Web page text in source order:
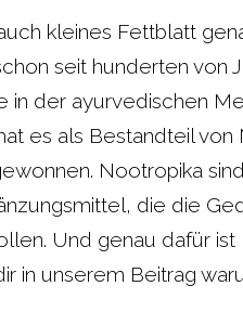
kleines Fettblatt
seit hunderten von
in der ayurvedischen
es als Bestandteil von
Nootropika sind
die die
Und genau dafür ist
in unserem Beitrag